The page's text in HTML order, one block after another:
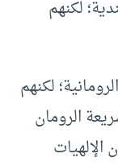
لكنهم
لكنهم
الرومان
الإلهيات